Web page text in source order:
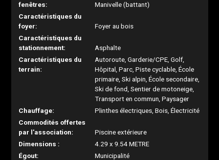
fenêtres:
Manivelle (battant)
Caractéristiques du
foyer:
Foyer au bois
Caractéristiques du
stationnement:
Asphalte
Caractéristiques du
terrain:
Autoroute, Garderie/CPE, Golf,
Hôpital, Parc, Piste cyclable, École
primaire, Ski alpin, École secondaire,
Ski de fond, Sentier de motoneige,
Transport en commun, Paysager
Chauffage:
Plinthes électriques, Bois, Électricité
Commodités offertes
par l'association:
Piscine extérieure
Dimensions :
4.29 x 9.54 METRE
Égout:
Municipalité